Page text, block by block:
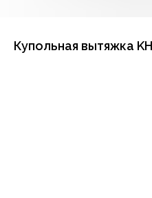
Купольная вытяжка